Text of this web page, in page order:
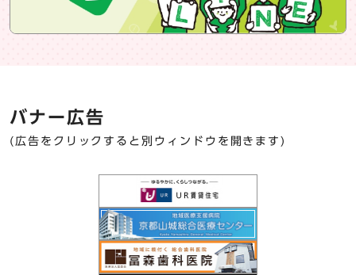
バナー広告
(広告をクリックすると別ウィンドウを開きます)